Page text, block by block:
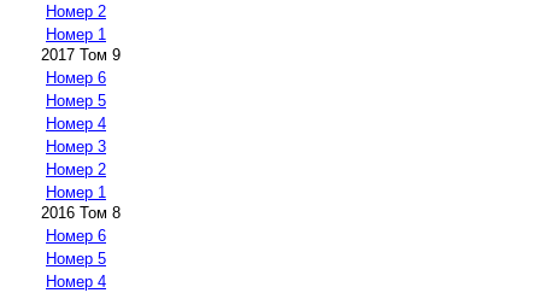
Номер 2
Номер 1
2017 Том 9
Номер 6
Номер 5
Номер 4
Номер 3
Номер 2
Номер 1
2016 Том 8
Номер 6
Номер 5
Номер 4